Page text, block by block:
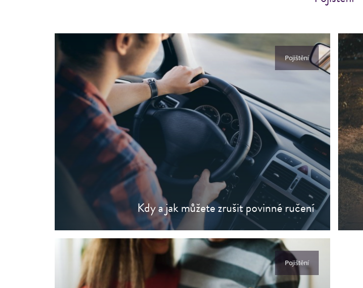
Kdy a jak můžete zrušit povinné ručení
Přečtěte si článek
Pojištění
Pojištění